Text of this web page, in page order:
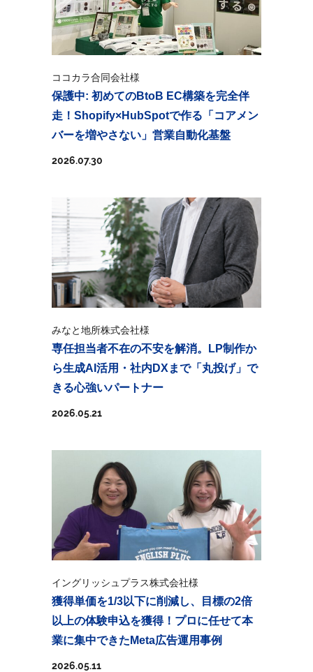
ココカラ合同会社様
保護中: 初めてのBtoB EC構築を完全伴
走！Shopify×HubSpotで作る「コアメン
バーを増やさない」営業自動化基盤
2026.07.30
みなと地所株式会社様
専任担当者不在の不安を解消。LP制作か
ら生成AI活用・社内DXまで「丸投げ」で
きる心強いパートナー
2026.05.21
イングリッシュプラス株式会社様
獲得単価を1/3以下に削減し、目標の2倍
以上の体験申込を獲得！プロに任せて本
業に集中できたMeta広告運用事例
2026.05.11